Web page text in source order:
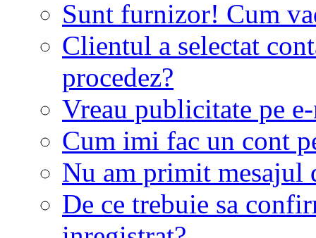
Sunt furnizor! Cum
Clientul a selectat
procedez?
Vreau publicitate pe
Cum imi fac un cont
Nu am primit mesajul
De ce trebuie sa